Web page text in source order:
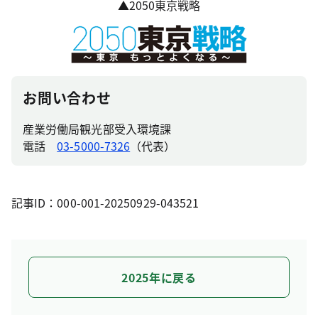
▲2050東京戦略
お問い合わせ
産業労働局観光部受入環境課
電話03-5000-7326 （代表）
記事ID：000-001-20250929-043521
2025年に戻る